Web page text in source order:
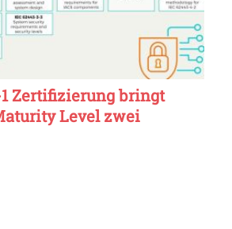
Zertifizierung bringt
Level zwei